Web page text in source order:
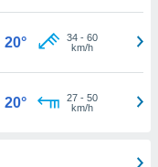
20° 34- 60
km/h
20° 27- 50
km/h